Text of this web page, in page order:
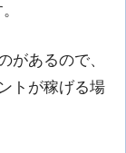
があるので、
トが稼げる場